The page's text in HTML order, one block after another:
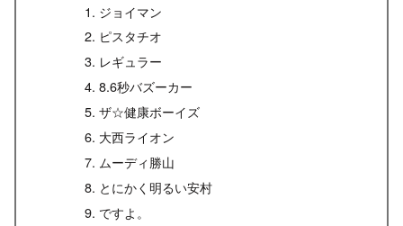
ジョイマン
ピスタチオ
レギュラー
8.6秒バズーカー
ザ☆健康ボーイズ
大西ライオン
ムーディ勝山
とにかく明るい安村
ですよ。